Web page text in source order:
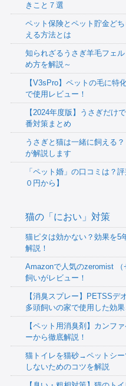
きこと７選
ペット保険とペット貯金ど
える方法とは
知られざるうさぎ羊毛フェ
め方を解説～
【V3sPro】ペットの毛に特
で使用レビュー！
【2024年度版】うさぎだけ
番対策まとめ
うさぎと猫は一緒に飼える
が解説します
「ペット婚」の口コミは？
０円から】
猫の「におい」対策
猫ピタは効かない？効果を5
解説！
Amazonで人気のzeromist
飼いがレビュー！
【消臭スプレー】PETSSデ
多頭飼いの家で使用した効果
【ペット用消臭剤】カンフ
ーから徹底解説！
猫トイレを猫砂→ペットシ
しないためのコツを解説